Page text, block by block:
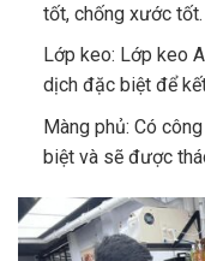
tốt, chống xước tốt.
Lớp keo: Lớp keo
dịch đặc biệt để
Màng phủ: Có
biệt và sẽ được